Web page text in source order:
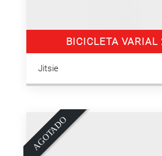
BICICLETA
Jitsie
A
G
O
T
A
D
O